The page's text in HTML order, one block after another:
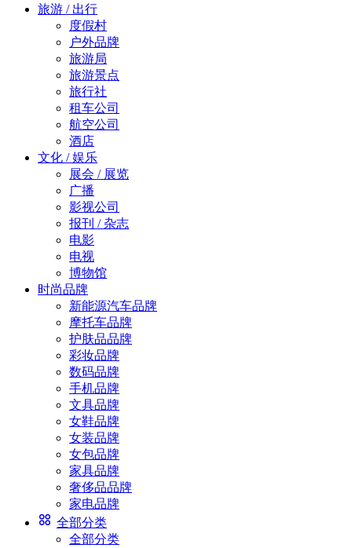
旅游 / 出行
度假村
户外品牌
旅游局
旅游景点
旅行社
租车公司
航空公司
酒店
文化 / 娱乐
展会 / 展览
广播
影视公司
报刊 / 杂志
电影
电视
博物馆
时尚品牌
新能源汽车品牌
摩托车品牌
护肤品品牌
彩妆品牌
数码品牌
手机品牌
文具品牌
女鞋品牌
女装品牌
女包品牌
家具品牌
奢侈品品牌
家电品牌
全部分类
全部分类